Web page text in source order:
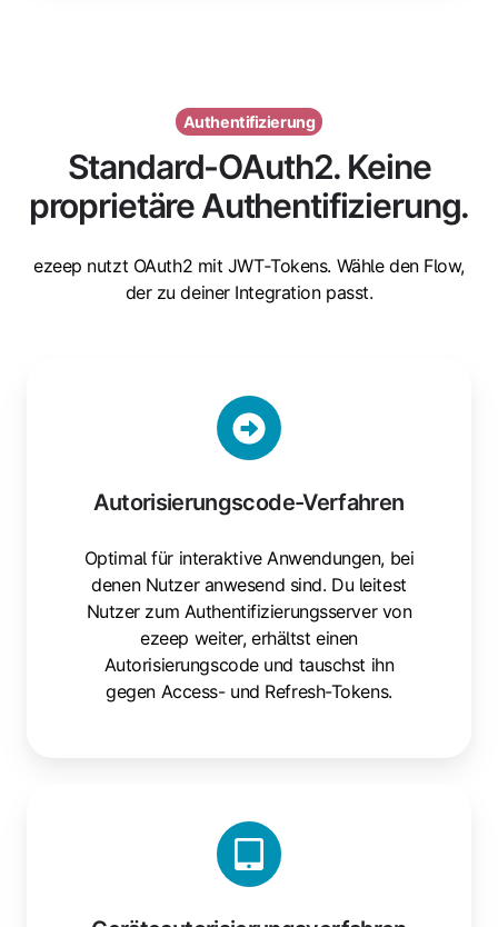
Authentifizierung
Standard-OAuth2. Keine
proprietäre Authentifizierung.
ezeep nutzt OAuth2 mit JWT‑Tokens. Wähle den Flow,
der zu deiner Integration passt.
Autorisierungscode-Verfahren
Optimal für interaktive Anwendungen, bei
denen Nutzer anwesend sind. Du leitest
Nutzer zum Authentifizierungsserver von
ezeep weiter, erhältst einen
Autorisierungscode und tauschst ihn
gegen Access- und Refresh-Tokens.